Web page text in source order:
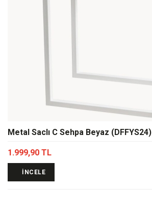
Metal Saclı C Sehpa Beyaz (DFFYS24)
1.999,90 TL
İNCELE